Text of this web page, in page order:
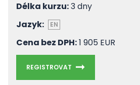
Délka kurzu:3 dny
Jazyk:
EN
Cena bez DPH:1 905 EUR
REGISTROVAT